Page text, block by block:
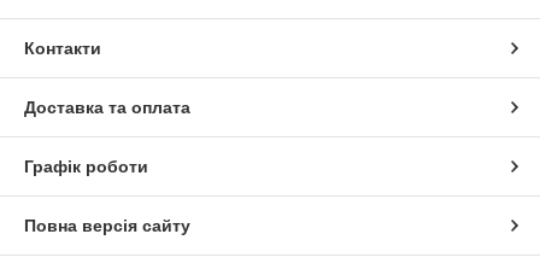
Контакти
Доставка та оплата
Графік роботи
Повна версія сайту